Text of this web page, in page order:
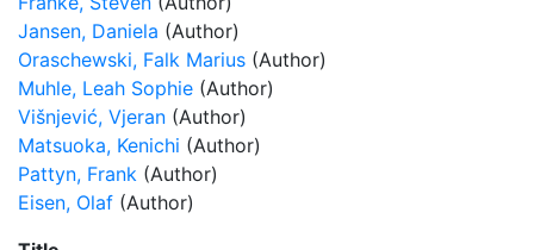
Jansen, Daniela (Author)
Oraschewski, Falk Marius (Author)
Muhle, Leah Sophie (Author)
Višnjević, Vjeran (Author)
Matsuoka, Kenichi (Author)
Pattyn, Frank (Author)
Eisen, Olaf (Author)